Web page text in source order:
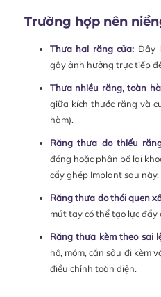
Trường hợp nên
Thưa hai răng cửa: Đây
gây ảnh hưởng trực tiếp
Thưa nhiều răng, toàn
giữa kích thước răng và
hàm).
Răng thưa do thiếu
đóng hoặc phân bố lại
cấy ghép Implant sau này.
Răng thưa do thói quen
mút tay có thể tạo lực đẩy
Răng thưa kèm theo sai
hô, móm, cắn sâu đi kèm
điều chỉnh toàn diện.